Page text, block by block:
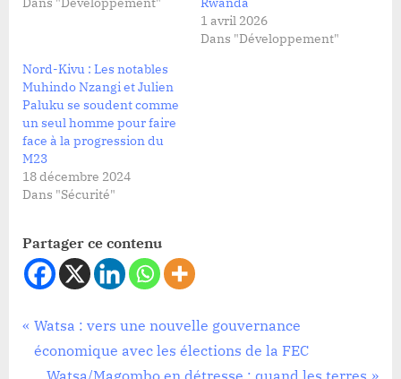
1 avril 2026
Dans "Développement"
Nord-Kivu : Les notables
Muhindo Nzangi et Julien
Paluku se soudent comme
un seul homme pour faire
face à la progression du
M23
18 décembre 2024
Dans "Sécurité"
Partager ce contenu
Développement
Navigation
de
P
r
Watsa : vers une nouvelle gouvernance
économique avec les élections de la FEC
N